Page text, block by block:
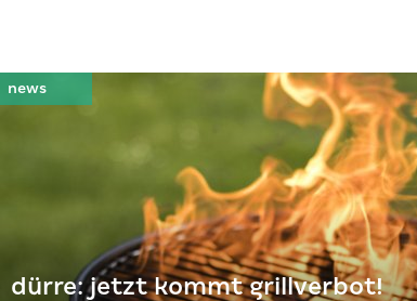
dürre: jetzt kommt grillverbot!